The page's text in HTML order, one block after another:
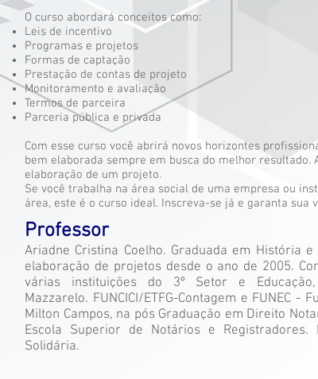
O curso abordará conceitos como:
Leis de incentivo
Programas e projetos
Formas de captação
Prestação de contas de projeto
Monitoramento e avaliação
Termos de parceira
Parceria pública e privada
Com esse curso você abrirá novos horizontes
bem elaborada sempre em busca do melhor
elaboração de um projeto.
Se você trabalha na área social de uma empresa ou
área, este é o curso ideal. Inscreva-se já e garanta sua
Professor
Ariadne Cristina Coelho. Graduada em História
elaboração de projetos desde o ano de 2005.
várias instituições do 3º Setor e
Mazzarelo. FUNCICI/ETFG-Contagem e FUNEC
Milton Campos, na pós Graduação em Direito
Escola Superior de Notários e
Solidária.